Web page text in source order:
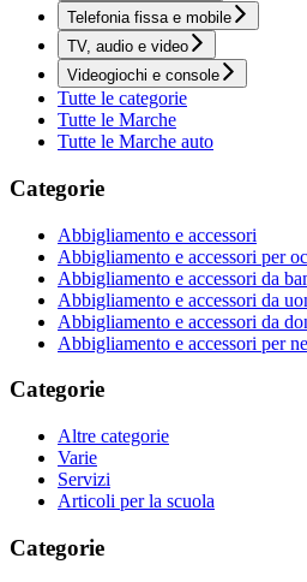
Telefonia fissa e mobile
TV, audio e video
Videogiochi e console
Tutte le categorie
Tutte le Marche
Tutte le Marche auto
Categorie
Abbigliamento e accessori
Abbigliamento e accessori per
Abbigliamento e accessori da
Abbigliamento e accessori da
Abbigliamento e accessori da
Abbigliamento e accessori per
Categorie
Altre categorie
Varie
Servizi
Articoli per la scuola
Categorie